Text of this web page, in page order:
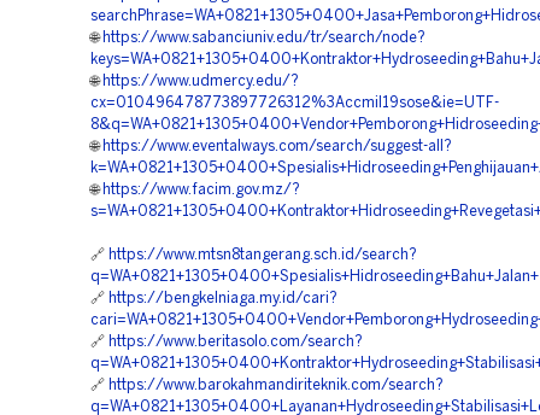
🌐 https://www.sabanciuniv.edu/tr/search/node?
🌐 https://www.udmercy.edu/?
cx=010496478773897726312%3Accmil19sose&ie=UTF-
🌐 https://www.eventalways.com/search/suggest-all?
🌐 https://www.facim.gov.mz/?
🔗 https://www.mtsn8tangerang.sch.id/search?
🔗 https://bengkelniaga.my.id/cari?
🔗 https://www.beritasolo.com/search?
🔗 https://www.barokahmandiriteknik.com/search?